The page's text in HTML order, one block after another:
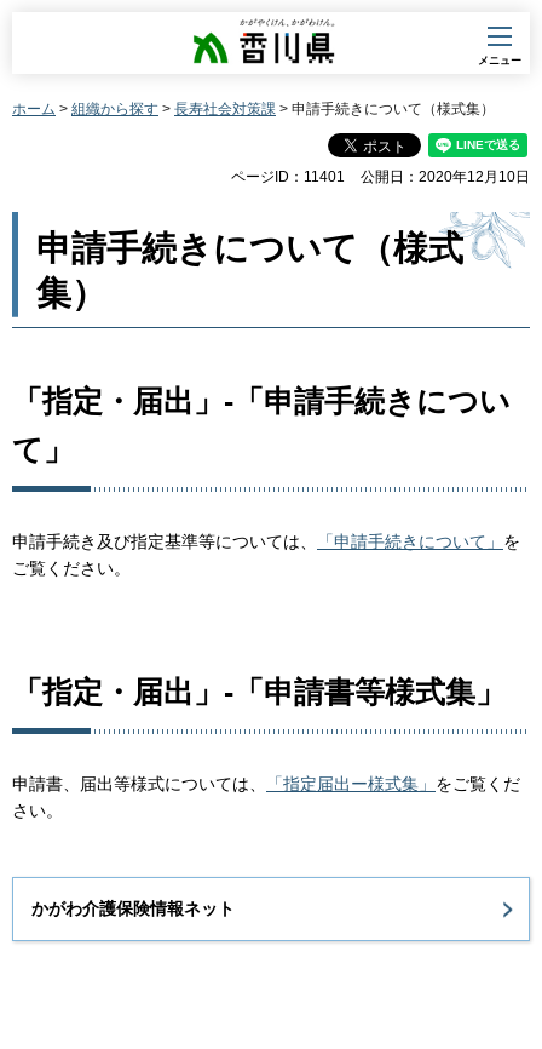
香川県
メニュー
ホーム > 組織から探す > 長寿社会対策課 > 申請手続きについて（様式集）
ページID：11401 公開日：2020年12月10日
申請手続きについて（様式
集）
「指定・届出」-「申請手続きについ
て」
申請手続き及び指定基準等については、 「申請手続きについて」 を
ご覧ください。
「指定・届出」-「申請書等様式集」
申請書、届出等様式については、 「指定届出ー様式集」 をご覧くだ
さい。
かがわ介護保険情報ネット